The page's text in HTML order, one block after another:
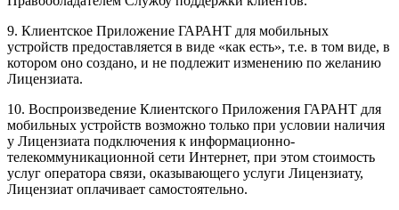
9. Клиентское Приложение ГАРАНТ для мобильных
устройств предоставляется в виде «как есть», т.е. в том виде, в
котором оно создано, и не подлежит изменению по желанию
Лицензиата.
10. Воспроизведение Клиентского Приложения ГАРАНТ для
мобильных устройств возможно только при условии наличия
у Лицензиата подключения к информационно-
телекоммуникационной сети Интернет, при этом стоимость
услуг оператора связи, оказывающего услуги Лицензиату,
Лицензиат оплачивает самостоятельно.